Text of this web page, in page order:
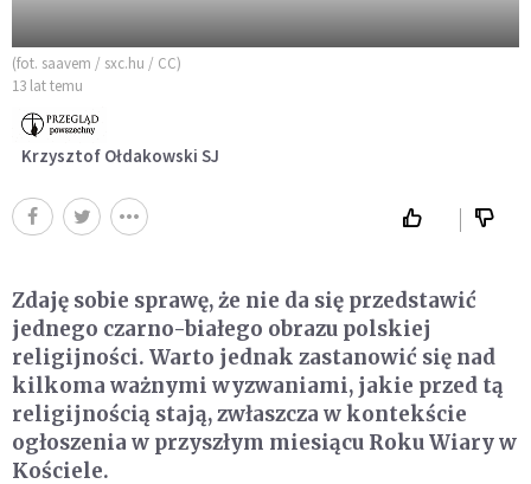
(fot. saavem / sxc.hu / CC)
13 lat temu
Krzysztof Ołdakowski SJ
Zdaję sobie sprawę, że nie da się przedstawić
jednego czarno-białego obrazu polskiej
religijności. Warto jednak zastanowić się nad
kilkoma ważnymi wyzwaniami, jakie przed tą
religijnością stają, zwłaszcza w kontekście
ogłoszenia w przyszłym miesiącu Roku Wiary w
Kościele.